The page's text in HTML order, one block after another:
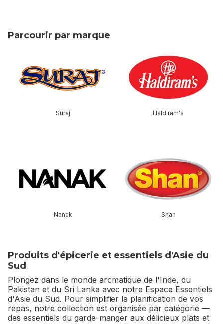
Parcourir par marque
Suraj Haldiram's
Nanak Shan
Produits d'épicerie et essentiels d'Asie du
Sud
Plongez dans le monde aromatique de l'Inde, du
Pakistan et du Sri Lanka avec notre Espace Essentiels
d'Asie du Sud. Pour simplifier la planification de vos
repas, notre collection est organisée par catégorie —
des essentiels du garde-manger aux délicieux plats et